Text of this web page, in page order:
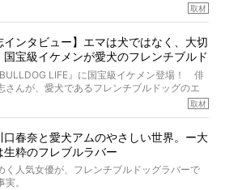
レンチブルドッグだけでなく、脳腫瘍と闘う
ーである佐藤さんご夫婦に、治療の選択やケ
しくお話しをうかがいました。
思う。
いますぐ解消することはできないが、話をき
り笑ったりするのもいいだろう。
た、こんなにいい子だった、ほんとうに愛し
恵美子さんのご自宅へ伺って、お話をきこう
取材
インタビュー】エマは犬ではなく、大切
国宝級イケメンが愛犬のフレンチブルド
に登場
BULLDOG LIFE』に国宝級イケメン登場！ 俳
さんが、愛犬であるフレンチブルドッグのエ
歳の女の子）にメロメロとの情報を聞きつけ、
が次から次へと飛び出しました。
取材
口春奈と愛犬アムのやさしい世界。ー大
生粋のフレブルラバー
く人気女優が、フレンチブルドッグラバーで
。